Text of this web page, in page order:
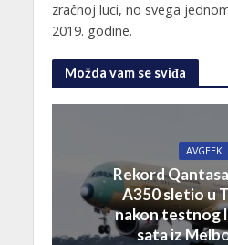
zračnoj luci, no svega
2019. godine.
Možda vam se sviđa
AVGEEK
Rekord
A350 sletio u
nakon testnog
sata iz